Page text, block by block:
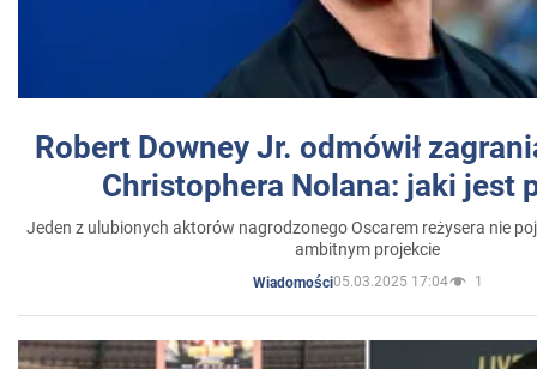
Robert Downey Jr. odmówił
Christophera Nolana: jaki jest
Jeden z ulubionych aktorów nagrodzonego Oscarem reżysera nie
ambitnym projekcie
Wiadomości05.03.2025 17:04 1